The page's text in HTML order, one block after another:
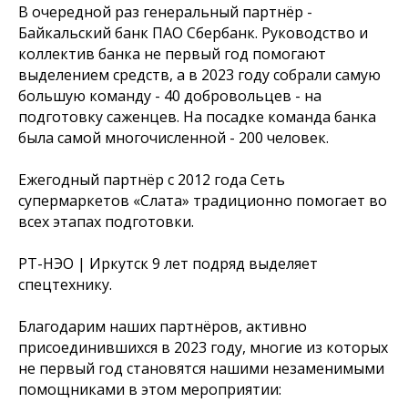
В очередной раз генеральный партнёр -
Байкальский банк ПАО Сбербанк. Руководство и
коллектив банка не первый год помогают
выделением средств, а в 2023 году собрали самую
большую команду - 40 добровольцев - на
подготовку саженцев. На посадке команда банка
была самой многочисленной - 200 человек.
Ежегодный партнёр с 2012 года Сеть
супермаркетов «Слата» традиционно помогает во
всех этапах подготовки.
РТ-НЭО | Иркутск 9 лет подряд выделяет
спецтехнику.
Благодарим наших партнёров, активно
присоединившихся в 2023 году, многие из которых
не первый год становятся нашими незаменимыми
помощниками в этом мероприятии: